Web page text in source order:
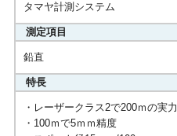
タマヤ計測システム
測定項目
鉛直
特長
・レーザークラス2で200ｍの実力
・100ｍで5ｍｍ精度